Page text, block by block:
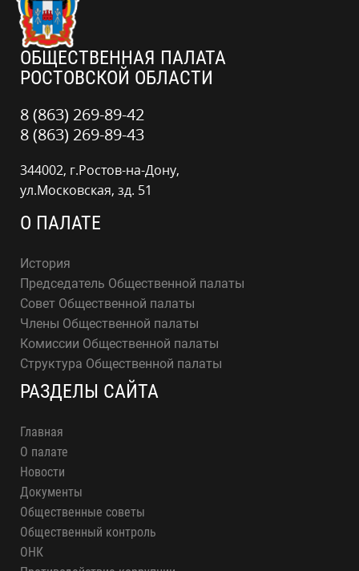
ОБЩЕСТВЕННАЯ ПАЛАТА
РОСТОВСКОЙ ОБЛАСТИ
8 (863) 269-89-42
8 (863) 269-89-43
344002, г.Ростов-на-Дону,
ул.Московская, зд. 51
О ПАЛАТЕ
История
Председатель Общественной палаты
Совет Общественной палаты
Члены Общественной палаты
Комиссии Общественной палаты
Структура Общественной палаты
РАЗДЕЛЫ САЙТА
Главная
О палате
Новости
Документы
Общественные советы
Общественный контроль
ОНК